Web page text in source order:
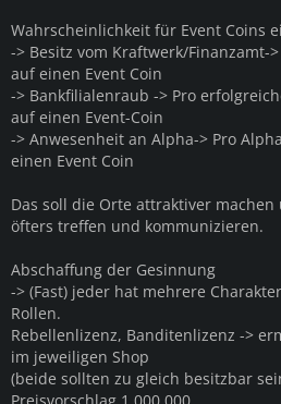
Wahrscheinlichkeit für Event Coins
-> Besitz vom Kraftwerk/Finanzamt->
auf einen Event Coin
-> Bankfilialenraub -> Pro
auf einen Event-Coin
-> Anwesenheit an Alpha-> Pro
einen Event Coin
Das soll die Orte attraktiver
öfters treffen und kommunizieren.
Abschaffung der Gesinnung
-> (Fast) jeder hat mehrere
Rollen.
Rebellenlizenz, Banditenlizenz ->
im jeweiligen Shop
(beide sollten zu gleich besitzbar